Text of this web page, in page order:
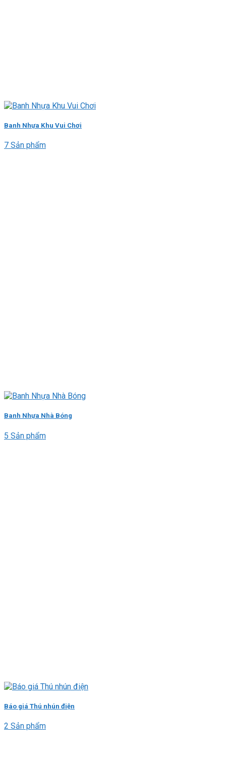
Banh Nhựa Khu Vui Chơi
7 Sản phẩm
Banh Nhựa Nhà Bóng
5 Sản phẩm
Báo giá Thú nhún điện
2 Sản phẩm